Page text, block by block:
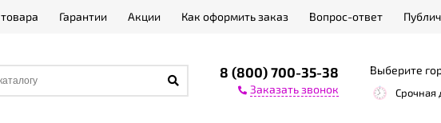
Гарантии Акции Как оформить заказ Вопрос-ответ
8 (800) 700-35-38
Заказать звонок
Выберите
Срочная